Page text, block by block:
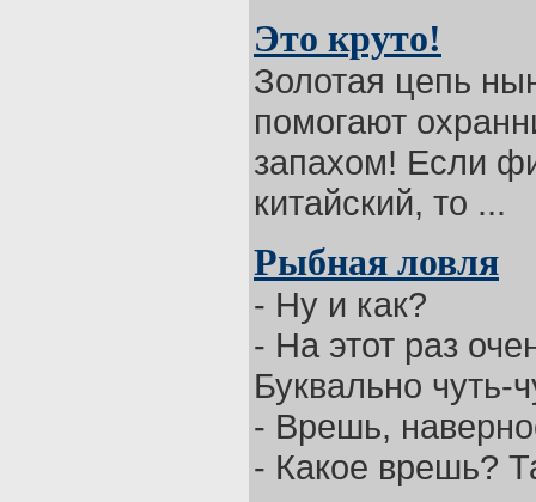
Это круто!
Золотая цепь
помогают
запахом! Если
китайский, то ...
Рыбная ловля
- Ну и как?
- На этот раз
Буквально чуть-
- Врешь,
- Какое врешь?